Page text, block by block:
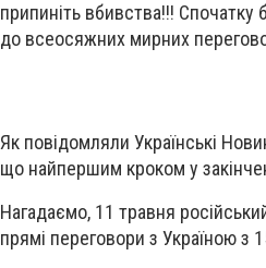
припиніть вбивства!!!
до всеосяжних мирних
Як повідомляли Українські
що найпершим кроком у
Нагадаємо, 11 травня
прямі переговори з Україною з